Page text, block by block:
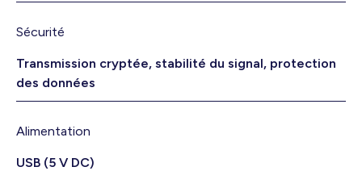
Sécurité
Transmission cryptée, stabilité du signal, protection
des données
Alimentation
USB (5 V DC)